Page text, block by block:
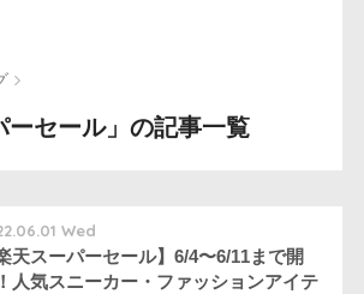
ーセール」の記事一覧
Wed
天スーパーセール】6/4〜6/11まで開
人気スニーカー・ファッションアイテ